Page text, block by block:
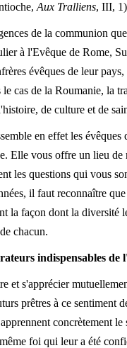
Aux Tralliens, III,
de la communion
à l'Evêque de Rome,
évêques de leur
cas de la Roumanie, la
de culture et de
en effet les
Elle vous offre un lieu
les questions qui vous
il faut reconnaître
la façon dont la
chacun.
indispensables de
et s'apprécier
prêtres à ce sentiment
concrètement
foi qui leur a été